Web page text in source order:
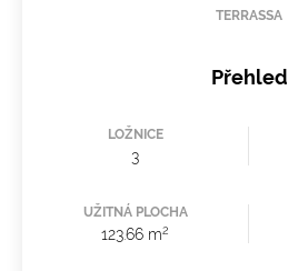
TERRASSA
Přehled
LOŽNICE
3
UŽITNÁ PLOCHA
123.66 m2